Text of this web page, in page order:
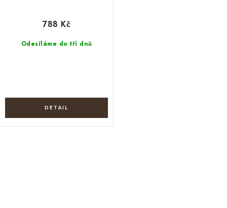
Odesíláme do tří dnů
788 Kč